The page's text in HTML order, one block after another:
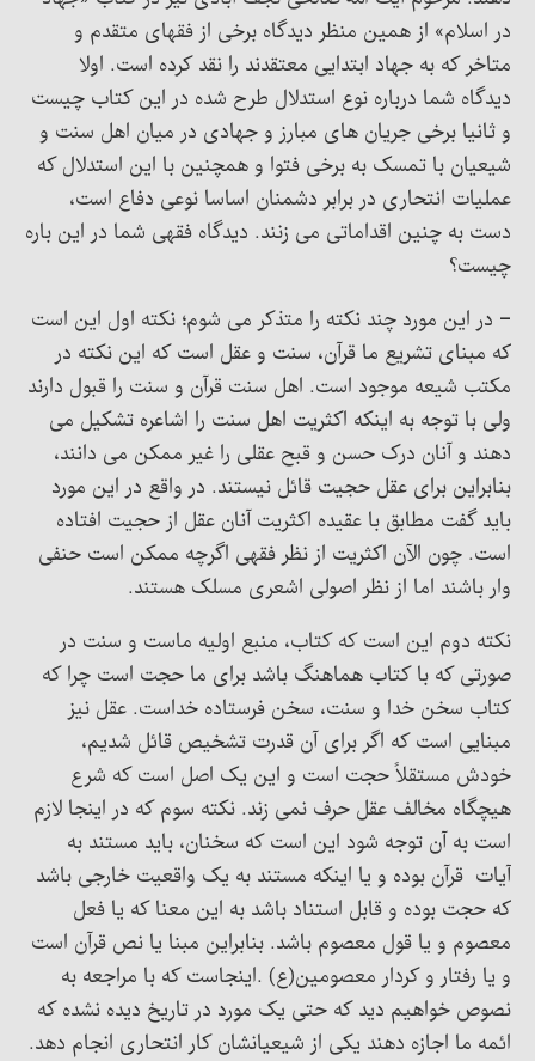
در اسلام» از همین منظر دیدگاه برخی از فقهای متقدم و
متاخر که به جهاد ابتدایی معتقدند را نقد کرده است. اولا
دیدگاه شما درباره نوع استدلال طرح شده در این کتاب چیست
و ثانیا برخی جریان های مبارز و جهادی در میان اهل سنت و
شیعیان با تمسک به برخی فتوا و همچنین با این استدلال که
عملیات انتحاری در برابر دشمنان اساسا نوعی دفاع است،
دست به چنین اقداماتی می زنند. دیدگاه فقهی شما در این باره
چیست؟
– در این مورد چند نکته را متذکر می شوم؛ نکته اول این است
که مبنای تشریع ما قرآن، سنت و عقل است که این نکته در
مکتب شیعه موجود است. اهل سنت قرآن و سنت را قبول دارند
ولی با توجه به اینکه اکثریت اهل سنت را اشاعره تشکیل می
دهند و آنان درک حسن و قبح عقلی را غیر ممکن می دانند،
بنابراین برای عقل حجیت قائل نیستند. در واقع در این مورد
باید گفت مطابق با عقیده اکثریت آنان عقل از حجیت افتاده
است. چون الآن اکثریت از نظر فقهی اگرچه ممکن است حنفی
وار باشند اما از نظر اصولی اشعری مسلک هستند.
نکته دوم این است که کتاب، منبع اولیه ماست و سنت در
صورتی که با کتاب هماهنگ باشد برای ما حجت است چرا که
کتاب سخن خدا و سنت، سخن فرستاده خداست. عقل نیز
مبنایی است که اگر برای آن قدرت تشخیص قائل شدیم،
خودش مستقلاً حجت است و این یک اصل است که شرع
هیچگاه مخالف عقل حرف نمی زند. نکته سوم که در اینجا لازم
است به آن توجه شود این است که سخنان، باید مستند به
آیات قرآن بوده و یا اینکه مستند به یک واقعیت خارجی باشد
که حجت بوده و قابل استناد باشد به این معنا که یا فعل
معصوم و یا قول معصوم باشد. بنابراین مبنا یا نص قرآن است
و یا رفتار و کردار معصومین(ع) .اینجاست که با مراجعه به
نصوص خواهیم دید که حتی یک مورد در تاریخ دیده نشده که
ائمه ما اجازه دهند یکی از شیعیانشان کار انتحاری انجام دهد.